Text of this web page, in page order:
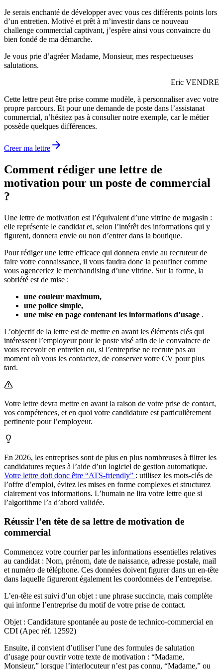
Je serais enchanté de développer avec vous ces différents points lors
d’un entretien. Motivé et prêt à m’investir dans ce nouveau
challenge commercial captivant, j’espère ainsi vous convaincre du
bien fondé de ma démarche.
Je vous prie d’agréer Madame, Monsieur, mes respectueuses
salutations.
Eric VENDRE
Cette lettre peut être prise comme modèle, à personnaliser avec votre
propre parcours. Et pour une demande de poste dans l’assistanat
commercial, n’hésitez pas à consulter notre exemple, car le métier
possède quelques différences.
Creer ma lettre
Comment rédiger une lettre de
motivation pour un poste de commercial
?
Une lettre de motivation est l’équivalent d’une vitrine de magasin :
elle représente le candidat et, selon l’intérêt des informations qui y
figurent, donnera envie ou non d’entrer dans la boutique.
Pour rédiger une lettre efficace qui donnera envie au recruteur de
faire votre connaissance, il vous faudra donc la peaufiner comme
vous agenceriez le merchandising d’une vitrine. Sur la forme, la
sobriété est de mise :
une couleur maximum,
une police simple,
une mise en page contenant les informations d’usage .
L’objectif de la lettre est de mettre en avant les éléments clés qui
intéressent l’employeur pour le poste visé afin de le convaincre de
vous recevoir en entretien ou, si l’entreprise ne recrute pas au
moment où vous les contactez, de conserver votre CV pour plus
tard.
Votre lettre devra mettre en avant la raison de votre prise de contact,
vos compétences, et en quoi votre candidature est particulièrement
pertinente pour l’employeur.
En 2026, les entreprises sont de plus en plus nombreuses à filtrer les
candidatures reçues à l’aide d’un logiciel de gestion automatique.
Votre lettre doit donc être “ATS-friendly” : utilisez les mots-clés de
l’offre d’emploi, évitez les mises en forme complexes et structurez
clairement vos informations. L’humain ne lira votre lettre que si
l’algorithme l’a d’abord validée.
Réussir l’en tête de sa lettre de motivation de
commercial
Commencez votre courrier par les informations essentielles relatives
au candidat : Nom, prénom, date de naissance, adresse postale, mail
et numéro de téléphone. Ces données doivent figurer dans un en-tête
dans laquelle figureront également les coordonnées de l’entreprise.
L’en-tête est suivi d’un objet : une phrase succincte, mais complète
qui informe l’entreprise du motif de votre prise de contact.
Objet : Candidature spontanée au poste de technico-commercial en
CDI (Apec réf. 12592)
Ensuite, il convient d’utiliser l’une des formules de salutation
d’usage pour ouvrir votre texte de motivation : “Madame,
Monsieur,” lorsque l’interlocuteur n’est pas connu, “Madame,” ou